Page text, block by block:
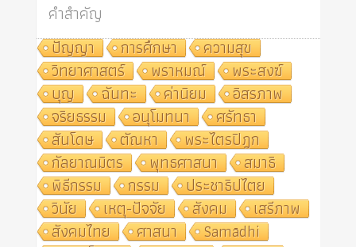
คำสำคัญ
ปัญญา
การศึกษา
ความสุข
วิทยาศาสตร์
พราหมณ์
พระสงฆ์
บุญ
ฉันทะ ค่านิยม
อิสรภาพ
จริยธรรม
อนุโมทนา
ศรัทธา
สันโดษ
ตัณหา
พระไตรปิฎก
กัลยาณมิตร
พุทธศาสนา
สมาธิ
พิธีกรรม
กรรม
ประชาธิปไตย
วินัย
เหตุ-ปัจจัย สังคม
เสรีภาพ
สังคมไทย
ศาสนา
Samādhi